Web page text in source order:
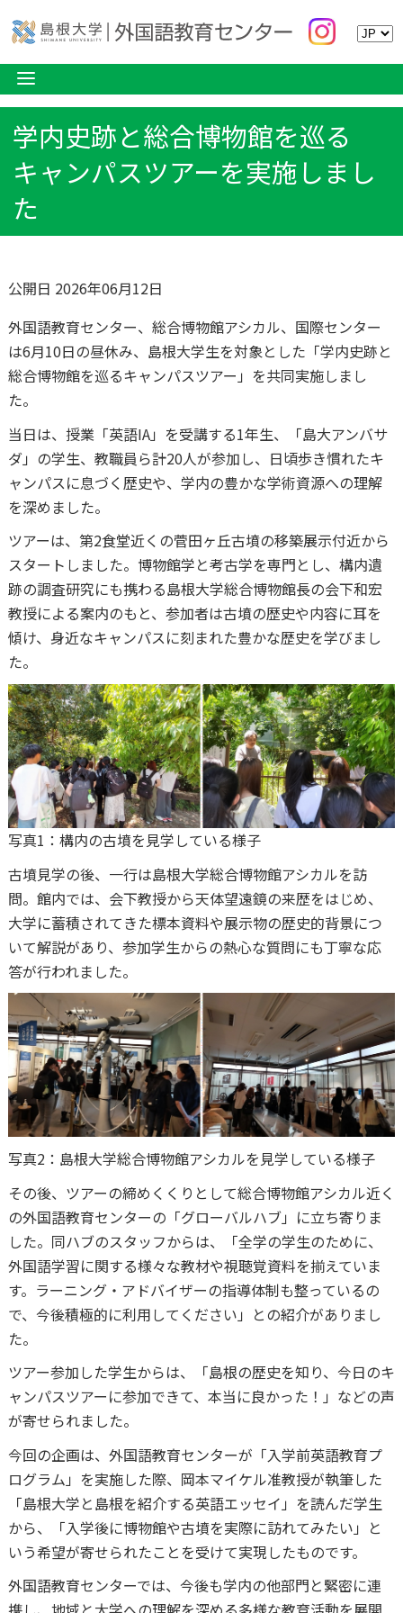
学内史跡と総合博物館を巡る
キャンパスツアーを実施しまし
た
公開日 2026年06月12日
外国語教育センター、総合博物館アシカル、国際センター
は6月10日の昼休み、島根大学生を対象とした「学内史跡と
総合博物館を巡るキャンパスツアー」を共同実施しまし
た。
当日は、授業「英語IA」を受講する1年生、「島大アンバサ
ダ」の学生、教職員ら計20人が参加し、日頃歩き慣れたキ
ャンパスに息づく歴史や、学内の豊かな学術資源への理解
を深めました。
ツアーは、第2食堂近くの菅田ヶ丘古墳の移築展示付近から
スタートしました。博物館学と考古学を専門とし、構内遺
跡の調査研究にも携わる島根大学総合博物館長の会下和宏
教授による案内のもと、参加者は古墳の歴史や内容に耳を
傾け、身近なキャンパスに刻まれた豊かな歴史を学びまし
た。
写真1：構内の古墳を見学している様子
古墳見学の後、一行は島根大学総合博物館アシカルを訪
問。館内では、会下教授から天体望遠鏡の来歴をはじめ、
大学に蓄積されてきた標本資料や展示物の歴史的背景につ
いて解説があり、参加学生からの熱心な質問にも丁寧な応
答が行われました。
写真2：島根大学総合博物館アシカルを見学している様子
その後、ツアーの締めくくりとして総合博物館アシカル近く
の外国語教育センターの「グローバルハブ」に立ち寄りま
した。同ハブのスタッフからは、「全学の学生のために、
外国語学習に関する様々な教材や視聴覚資料を揃えていま
す。ラーニング・アドバイザーの指導体制も整っているの
で、今後積極的に利用してください」との紹介がありまし
た。
ツアー参加した学生からは、「島根の歴史を知り、今日のキ
ャンパスツアーに参加できて、本当に良かった！」などの声
が寄せられました。
今回の企画は、外国語教育センターが「入学前英語教育プ
ログラム」を実施した際、岡本マイケル准教授が執筆した
「島根大学と島根を紹介する英語エッセイ」を読んだ学生
から、「入学後に博物館や古墳を実際に訪れてみたい」と
いう希望が寄せられたことを受けて実現したものです。
外国語教育センターでは、今後も学内の他部門と緊密に連